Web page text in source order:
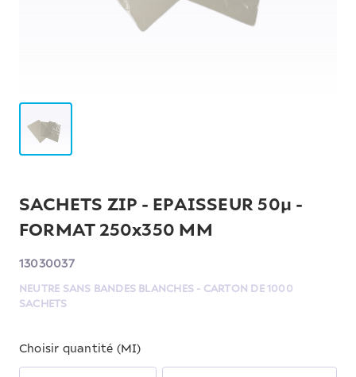
SACHETS ZIP - EPAISSEUR 50µ -
FORMAT 250x350 MM
13030037
NEUTRE SANS BANDES BLANCHES - CARTON DE 1000
SACHETS
Choisir quantité (MI)